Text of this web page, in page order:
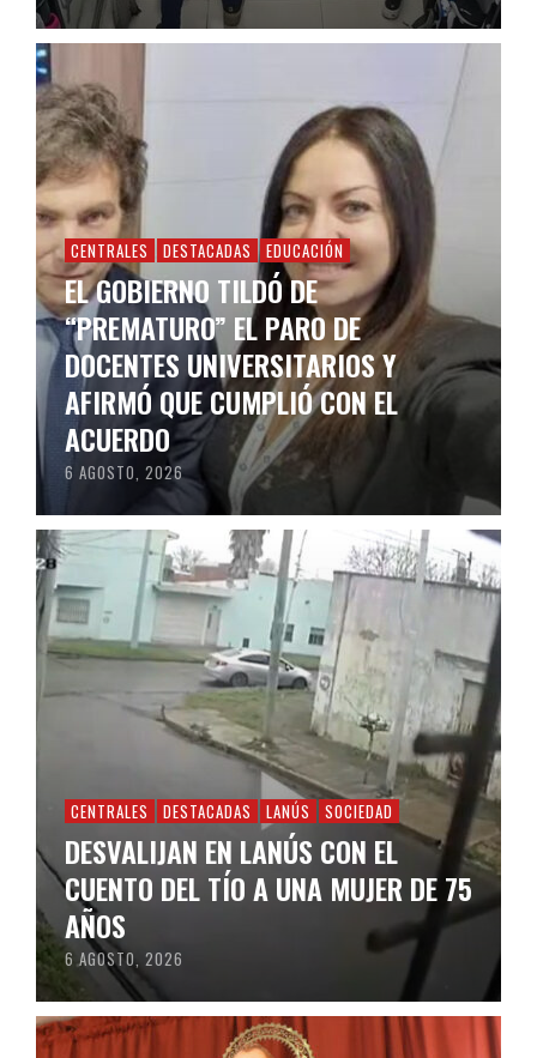
CENTRALES DESTACADAS EDUCACIÓN
EL GOBIERNO TILDÓ DE
“PREMATURO” EL PARO DE
DOCENTES UNIVERSITARIOS Y
AFIRMÓ QUE CUMPLIÓ CON EL
ACUERDO
6 AGOSTO, 2026
CENTRALES DESTACADAS LANÚS SOCIEDAD
DESVALIJAN EN LANÚS CON EL
CUENTO DEL TÍO A UNA MUJER DE 75
AÑOS
6 AGOSTO, 2026